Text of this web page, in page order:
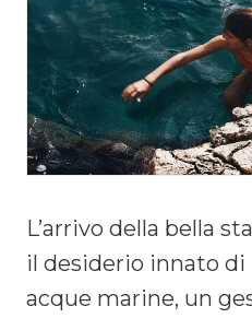
L’arrivo della bella
il desiderio innato
acque marine, un